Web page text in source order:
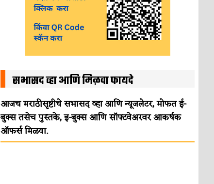
सभासद व्हा आणि मिळवा फायदे
आजच मराठीसृष्टीचे सभासद व्हा आणि न्यूजलेटर, मोफत ई-
बुक्स तसेच पुस्तके, इ-बुक्स आणि सॉफ्टवेअरवर आकर्षक
ऑफर्स मिळवा.